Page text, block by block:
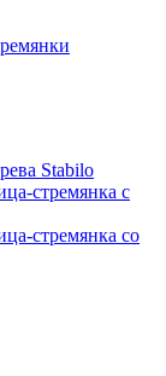
Stabilo
стремянка с
стремянка со